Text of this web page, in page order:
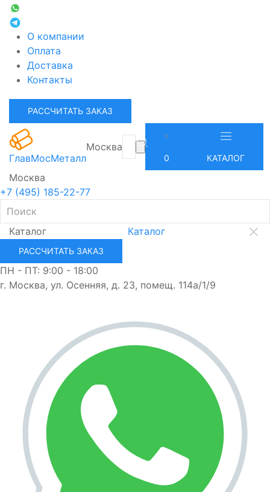
О компании
Оплата
Доставка
Контакты
РАССЧИТАТЬ ЗАКАЗ
ГлавМосМеталл
Москва
0 КАТАЛОГ
Москва
+7 (495) 185-22-77
Каталог Каталог
РАССЧИТАТЬ ЗАКАЗ
ПН - ПТ: 9:00 - 18:00
г. Москва, ул. Осенняя, д. 23, помещ. 114а/1/9